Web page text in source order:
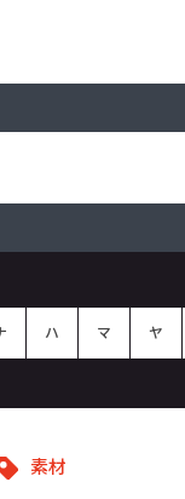
ハ マ ヤ
素材